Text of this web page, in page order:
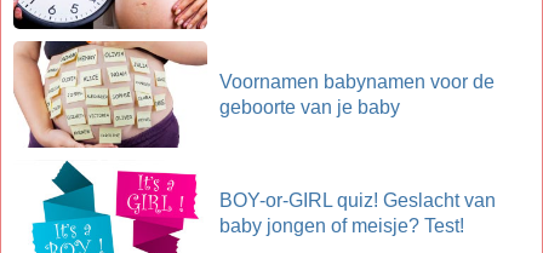
Voornamen babynamen voor de
geboorte van je baby
BOY-or-GIRL quiz! Geslacht van
baby jongen of meisje? Test!